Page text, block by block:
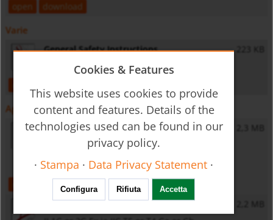
open download
Varie
General Safety Instructions 223 KB
Approvazioni
KEMA 10ATEX0141 X
II 2 G Ex db IIC T6...T4 Gb
II 2 D Ex tb IIIC T85 °C...T130 °C Db
2,3 MB
download
DEKRA18ATEX0092X
Cookies & Features
This website uses cookies to provide
content and features. Details of the
technologies used can be found in our
privacy policy.
· Stampa · Data Privacy Statement ·
Configura Rifiuta Accetta